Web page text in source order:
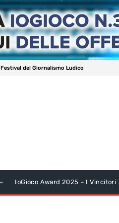
Festival del Giornalismo Ludico
IoGioco Award 2025 – I Vincitori